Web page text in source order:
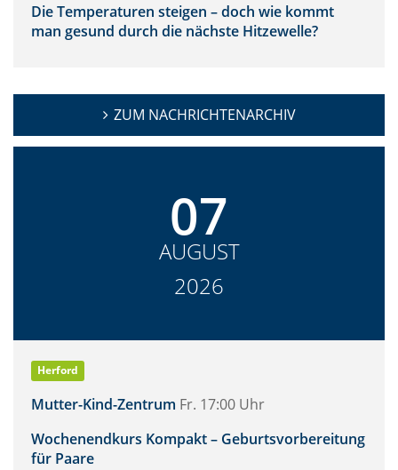
Die Temperaturen steigen – doch wie kommt
man gesund durch die nächste Hitzewelle?
ZUM NACHRICHTENARCHIV
07
AUGUST
2026
Herford
Mutter-Kind-Zentrum Fr. 17:00 Uhr
Wochenendkurs Kompakt – Geburtsvorbereitung
für Paare